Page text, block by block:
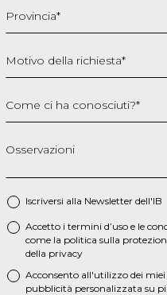
AAAA
Provincia*
Motivo della richiesta*
Come ci ha conosciuti?*
Osservazioni
Iscriversi alla Newsletter dell'IB
* Accetto i termini d’uso e le
come la politica sulla
della privacy
Acconsento all'utilizzo dei
pubblicità personalizzata su